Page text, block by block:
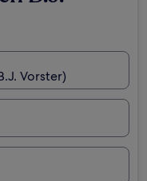
Vorster)